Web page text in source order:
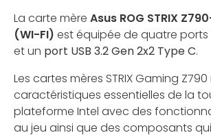
La carte mère Asus ROG STRIX
(WI-FI) est équipée de quatre ports
et un port USB 3.2 Gen 2x2 Type C.
Les cartes mères STRIX Gaming
caractéristiques essentielles de la
plateforme Intel avec des
au jeu ainsi que des composants